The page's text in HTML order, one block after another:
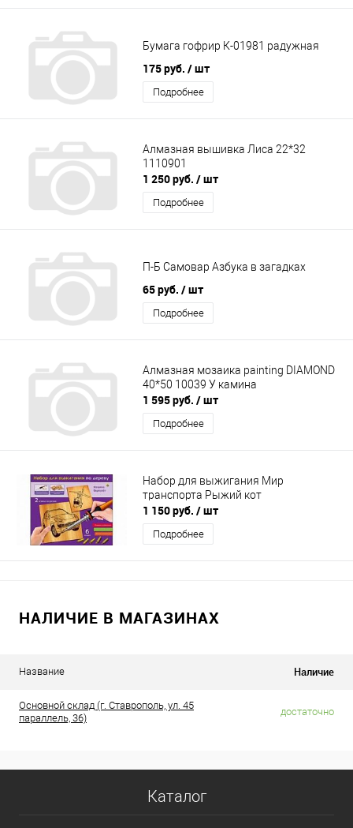
Бумага гофрир К-01981 радужная
175 руб. / шт
Подробнее
Алмазная вышивка Лиса 22*32
1110901
1 250 руб. / шт
Подробнее
П-Б Самовар Азбука в загадках
65 руб. / шт
Подробнее
Алмазная мозаика painting DIAMOND
40*50 10039 У камина
1 595 руб. / шт
Подробнее
Набор для выжигания Мир
транспорта Рыжий кот
1 150 руб. / шт
Подробнее
НАЛИЧИЕ В МАГАЗИНАХ
Название Наличие
Основной склад (г. Ставрополь, ул. 45
параллель, 36)
достаточно
Каталог